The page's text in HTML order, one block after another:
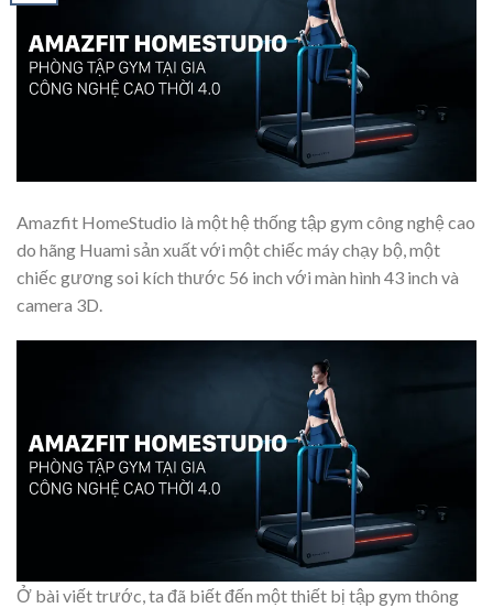
Amazfit HomeStudio là một hệ thống tập gym công nghệ cao
do hãng Huami sản xuất với một chiếc máy chạy bộ, một
chiếc gương soi kích thước 56 inch với màn hình 43 inch và
camera 3D.
Ở bài viết trước, ta đã biết đến một thiết bị tập gym thông